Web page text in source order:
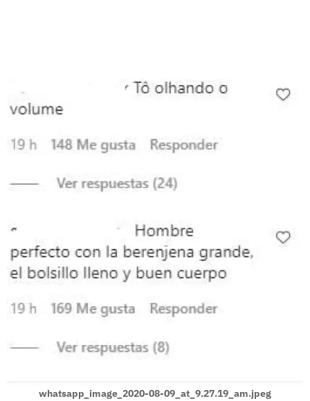
whatsapp_image_2020-08-09_at_9.27.19_am.jpeg